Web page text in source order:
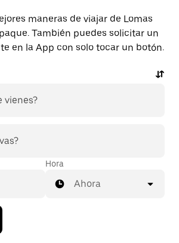
maneras de viajar de Lomas
También puedes solicitar un
en la App con solo tocar un botón.
vienes?
Hora
Ahora